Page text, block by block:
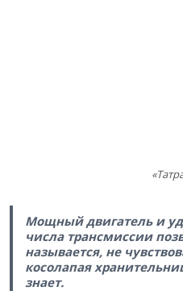
Мощный двигатель и
числа трансмиссии
называется, не
косолапая
знает.